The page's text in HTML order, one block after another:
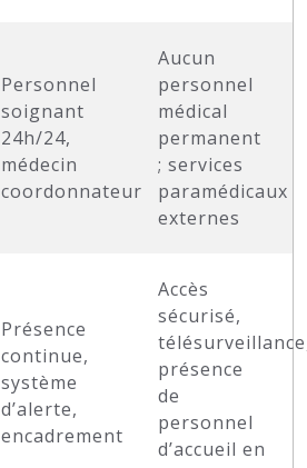
Personnel
soignant
24h/24,
médecin
coordonnateur
Aucun
personnel
médical
permanent
; services
paramédicaux
externes
Présence
continue,
système
d’alerte,
encadrement
Accès
sécurisé,
présence
de
personnel
d’accueil en